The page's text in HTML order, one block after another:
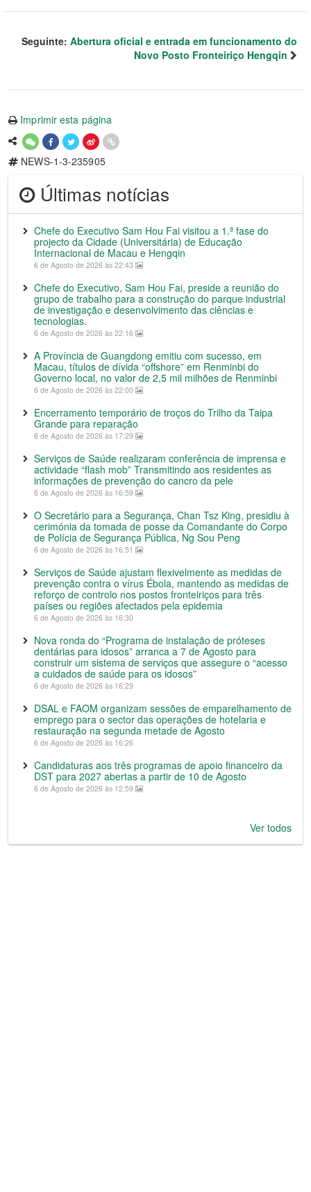
Seguinte: Abertura oficial e entrada em funcionamento do
Novo Posto Fronteiriço Hengqin
Imprimir esta página
NEWS-1-3-235905
Últimas notícias
Chefe do Executivo Sam Hou Fai visitou a 1.ª fase do
projecto da Cidade (Universitária) de Educação
Internacional de Macau e Hengqin
6 de Agosto de 2026 às 22:43
Chefe do Executivo, Sam Hou Fai, preside a reunião do
grupo de trabalho para a construção do parque industrial
de investigação e desenvolvimento das ciências e
tecnologias.
6 de Agosto de 2026 às 22:16
A Província de Guangdong emitiu com sucesso, em
Macau, títulos de dívida “offshore” em Renminbi do
Governo local, no valor de 2,5 mil milhões de Renminbi
6 de Agosto de 2026 às 22:00
Encerramento temporário de troços do Trilho da Taipa
Grande para reparação
6 de Agosto de 2026 às 17:29
Serviços de Saúde realizaram conferência de imprensa e
actividade “flash mob” Transmitindo aos residentes as
informações de prevenção do cancro da pele
6 de Agosto de 2026 às 16:59
O Secretário para a Segurança, Chan Tsz King, presidiu à
cerimónia da tomada de posse da Comandante do Corpo
de Polícia de Segurança Pública, Ng Sou Peng
6 de Agosto de 2026 às 16:51
Serviços de Saúde ajustam flexivelmente as medidas de
prevenção contra o vírus Ébola, mantendo as medidas de
reforço de controlo nos postos fronteiriços para três
países ou regiões afectados pela epidemia
6 de Agosto de 2026 às 16:30
Nova ronda do “Programa de instalação de próteses
dentárias para idosos” arranca a 7 de Agosto para
construir um sistema de serviços que assegure o “acesso
a cuidados de saúde para os idosos”
6 de Agosto de 2026 às 16:29
DSAL e FAOM organizam sessões de emparelhamento de
emprego para o sector das operações de hotelaria e
restauração na segunda metade de Agosto
6 de Agosto de 2026 às 16:26
Candidaturas aos três programas de apoio financeiro da
DST para 2027 abertas a partir de 10 de Agosto
6 de Agosto de 2026 às 12:59
Ver todos